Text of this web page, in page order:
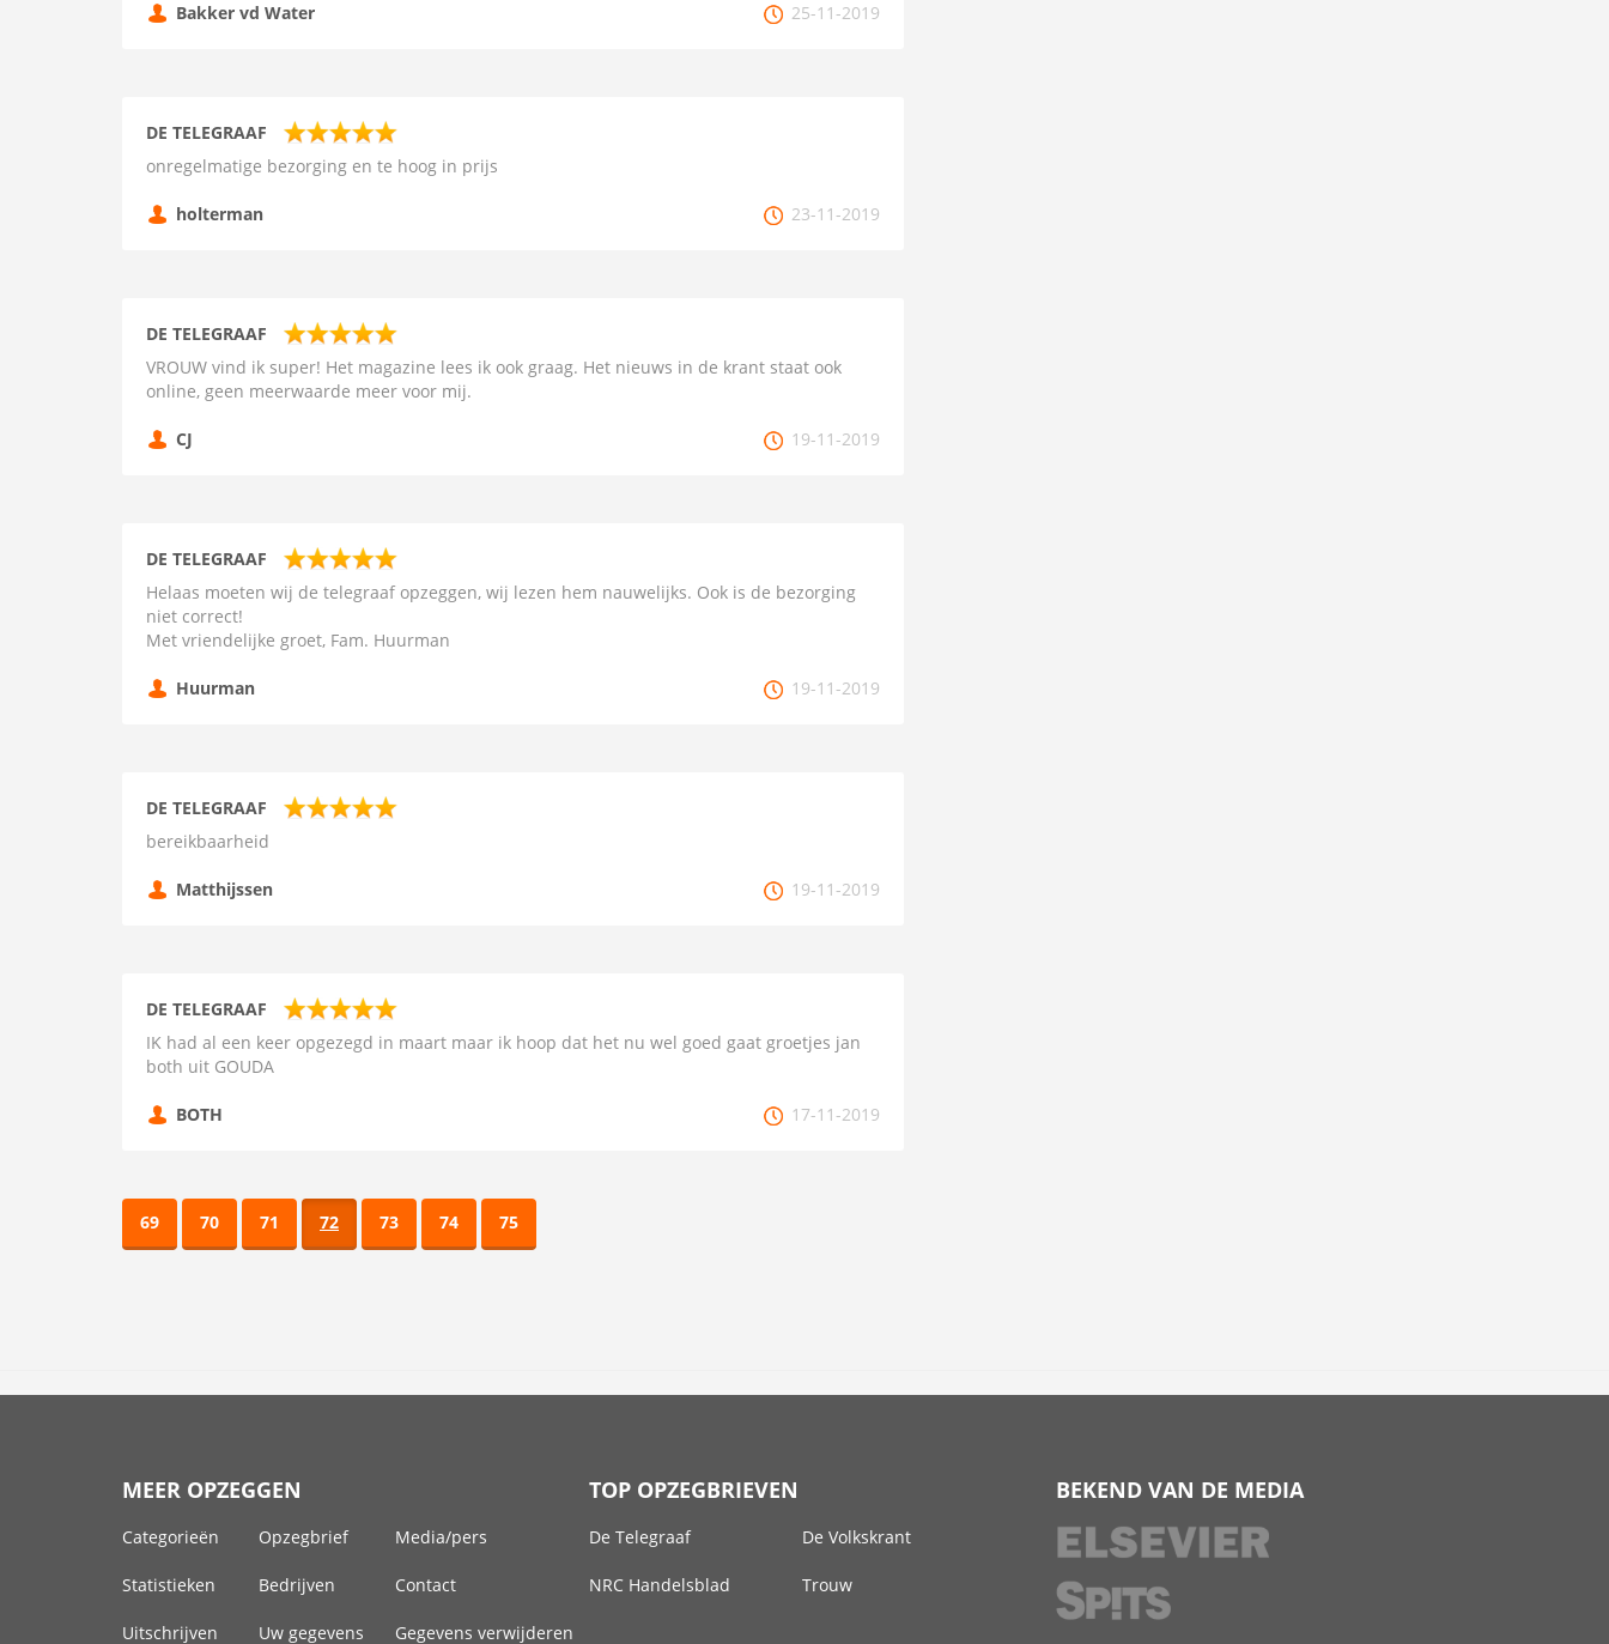
Bakker vd Water 25-11-2019
DE TELEGRAAF
onregelmatige bezorging en te hoog in prijs
holterman 23-11-2019
DE TELEGRAAF
VROUW vind ik super! Het magazine lees ik ook graag. Het nieuws in de krant staat ook
online, geen meerwaarde meer voor mij.
CJ 19-11-2019
DE TELEGRAAF
Helaas moeten wij de telegraaf opzeggen, wij lezen hem nauwelijks. Ook is de bezorging
niet correct!
Met vriendelijke groet, Fam. Huurman
Huurman 19-11-2019
DE TELEGRAAF
bereikbaarheid
Matthijssen 19-11-2019
DE TELEGRAAF
IK had al een keer opgezegd in maart maar ik hoop dat het nu wel goed gaat groetjes jan
both uit GOUDA
BOTH 17-11-2019
69 70 71 72 73 74 75
MEER OPZEGGEN
Categorieën Opzegbrief Media/pers
Statistieken Bedrijven Contact
Uitschrijven Uw gegevens Gegevens verwijderen
TOP OPZEGBRIEVEN
De Telegraaf De Volkskrant
NRC Handelsblad Trouw
BEKEND VAN DE MEDIA